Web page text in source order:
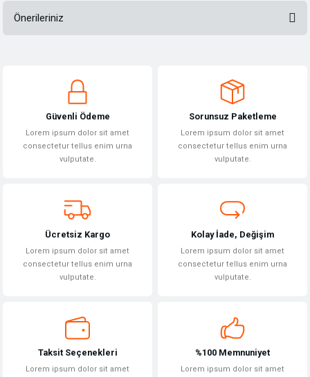
Önerileriniz
Görüş ve önerileriniz için teşekkür ederiz.
Ürün açıklamasında eksik bilgiler bulunuyor.
Ürün bilgilerinde hatalar bulunuyor.
Bu ürüne benzer farklı alternatifler olmalı.
Güvenli Ödeme
Lorem ipsum dolor sit amet
consectetur tellus enim urna
vulputate.
Sorunsuz Paketleme
Lorem ipsum dolor sit amet
consectetur tellus enim urna
vulputate.
Ücretsiz Kargo
Lorem ipsum dolor sit amet
consectetur tellus enim urna
vulputate.
Kolay İade, Değişim
Lorem ipsum dolor sit amet
consectetur tellus enim urna
vulputate.
Taksit Seçenekleri
Lorem ipsum dolor sit amet
%100 Memnuniyet
Lorem ipsum dolor sit amet